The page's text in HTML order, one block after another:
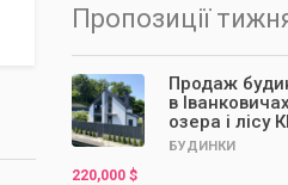
Пропозиції
Продаж
в
озера і лісу
БУДИНКИ
220,000 $